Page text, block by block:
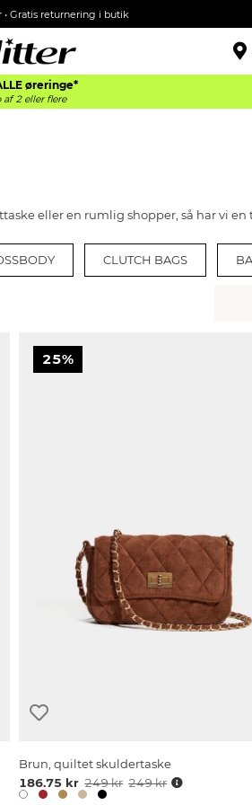
Gratis returnering i butik
øreringe*
af 2 eller flere
eller en rumlig shopper, så har vi en
CLUTCH BAGS
25%
Brun, quiltet skuldertaske
186.75 kr 249 kr 249 kr